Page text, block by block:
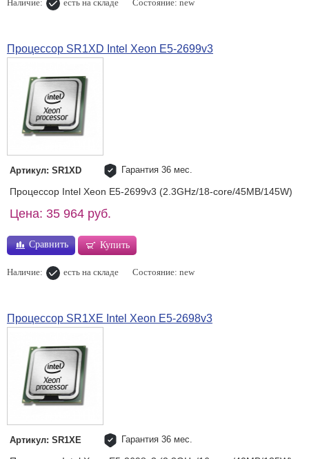
Наличие: есть на складе Состояние: new
Процессор SR1XD Intel Xeon E5-2699v3
Артикул: SR1XD Гарантия 36 мес.
Процессор Intel Xeon E5-2699v3 (2.3GHz/18-core/45MB/145W)
Цена: 35 964 руб.
Сравнить Купить
Наличие: есть на складе Состояние: new
Процессор SR1XE Intel Xeon E5-2698v3
Артикул: SR1XE Гарантия 36 мес.